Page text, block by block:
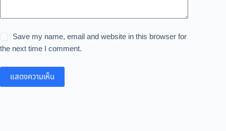
Save my name, email and website in this browser for
the next time I comment.
แสดงความเห็น